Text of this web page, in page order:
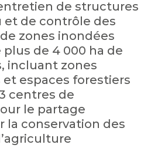
de structures
et de contrôle des
zones inondées
de 4 000 ha de
incluant zones
espaces forestiers
centres de
le partage
la conservation des